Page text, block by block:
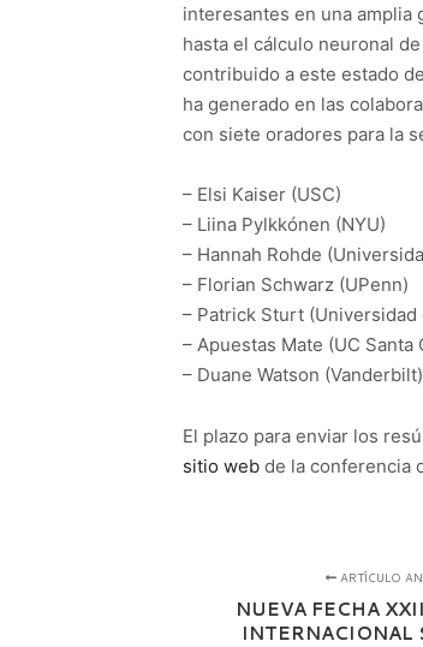
interesantes en una amplia
hasta el cálculo neuronal
contribuido a este estado
ha generado en las
con siete oradores para la
– Elsi Kaiser (USC)
– Liina Pylkkónen (NYU)
– Hannah Rohde
– Florian Schwarz (UPenn)
– Patrick Sturt (Universidad
– Apuestas Mate (UC Santa
– Duane Watson (Vanderbilt)
El plazo para enviar los
sitio web de la conferencia
ARTÍCULO
NUEVA FECHA
INTERNACIONAL